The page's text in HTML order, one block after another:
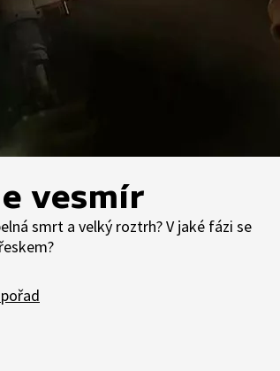
vesmír
smrt a velký roztrh? V jaké fázi se